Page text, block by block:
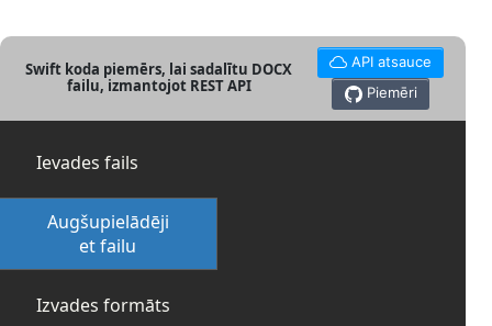
Swift koda piemērs, lai sadalītu DOCX
failu, izmantojot REST API
API atsauce
Piemēri
Ievades fails
Augšupielādēji
et failu
Izvades formāts